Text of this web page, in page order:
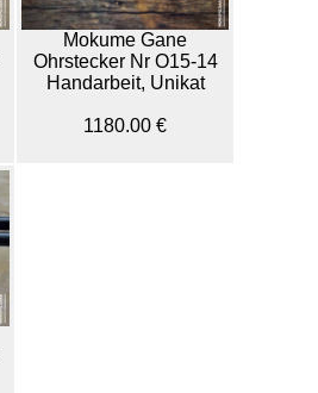
Mokume Gane
Ohrstecker Nr O15-14
Handarbeit, Unikat
1180.00 €